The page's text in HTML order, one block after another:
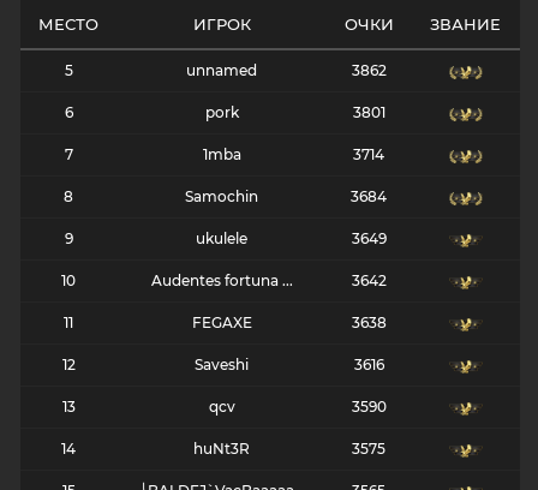
МЕСТО ИГРОК ОЧКИ ЗВАНИЕ
5 unnamed 3862
6 pork 3801
7 1mba 3714
8 Samochin 3684
9 ukulele 3649
10 Audentes fortuna ... 3642
11 FEGAXE 3638
12 Saveshi 3616
13 qcv 3590
14 huNt3R 3575